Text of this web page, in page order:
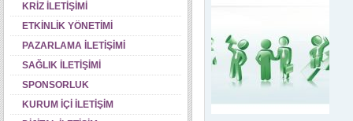
KRİZ İLETİŞİMİ
ETKİNLİK YÖNETİMİ
PAZARLAMA İLETİŞİMİ
SAĞLIK İLETİŞİMİ
SPONSORLUK
KURUM İÇİ İLETİŞİM